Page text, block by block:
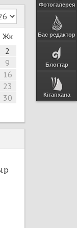
Фотогалерея
Бас редактор
Блогтар
Кітапхана
Жк
2
9
16
23
30